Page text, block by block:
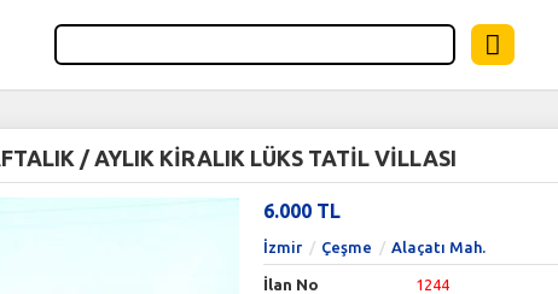
/ AYLIK KİRALIK LÜKS TATİL VİLLASI
6.000 TL
İzmir Çeşme Alaçatı Mah.
İlan No
1244